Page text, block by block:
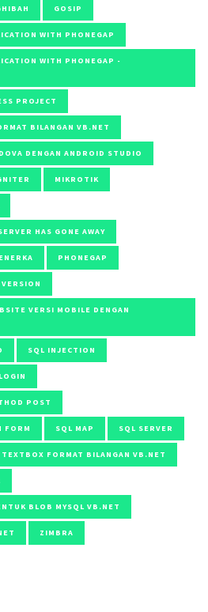
GOSIP
WITH PHONEGAP
WITH PHONEGAP -
PROJECT
BILANGAN VB.NET
DENGAN ANDROID STUDIO
MIKROTIK
HAS GONE AWAY
PHONEGAP
VERSI MOBILE DENGAN
SQL INJECTION
POST
FORM SQL MAP SQL SERVER
TEXTBOX FORMAT BILANGAN VB.NET
BLOB MYSQL VB.NET
ZIMBRA